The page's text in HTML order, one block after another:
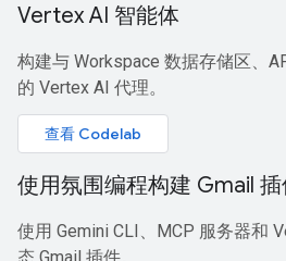
Vertex AI 智能体
构建与 Workspace 数据存储区、
的 Vertex AI 代理。
查看 Codelab
使用氛围编程构建 Gmail
使用 Gemini CLI、MCP 服务器和